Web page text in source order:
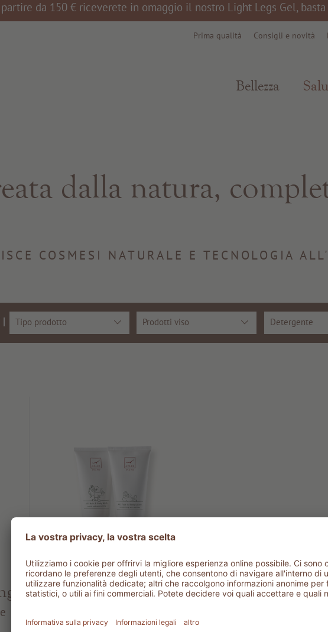
da 150 € riceverete in omaggio il nostro Light Legs Gel,
Prima qualità Consigli e novità
Bellezza
dalla natura,
COSMESI NATURALE E TECNOLOGIA
Tipo prodotto Prodotti viso Detergente
Set regalo ADLER
AKI